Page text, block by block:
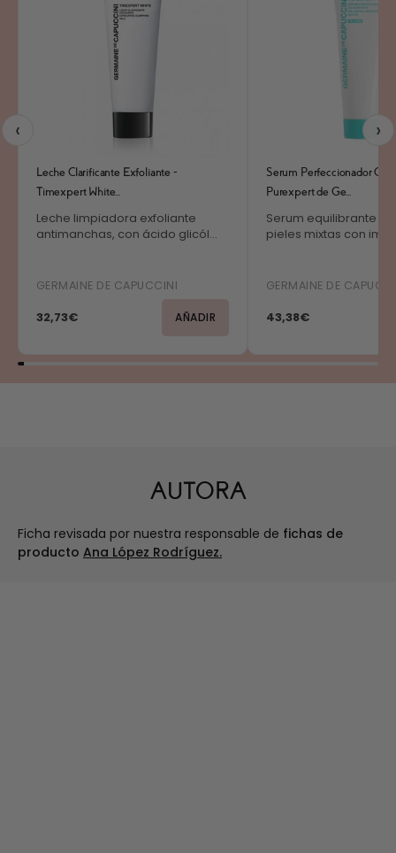
‹
Leche Clarificante Exfoliante -
Timexpert White...
Leche limpiadora exfoliante
antimanchas, con ácido glicól...
GERMAINE DE CAPUCCINI
32,73€ AÑADIR
Serum Perfeccionador
Purexpert de Ge...
Serum equilibrante
pieles mixtas con
GERMAINE DE
43,38€
›
AUTORA
Ficha revisada por nuestra responsable de fichas de
producto Ana López Rodríguez.